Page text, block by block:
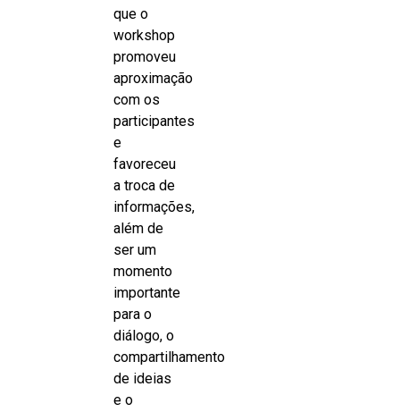
que o
workshop
promoveu
aproximação
com os
participantes
e
favoreceu
a troca de
informações,
além de
ser um
momento
importante
para o
diálogo, o
compartilhamento
de ideias
e o